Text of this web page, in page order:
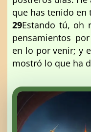
que has tenido en
29Estando tú, oh
pensamientos
en lo por venir; y
mostró lo que ha